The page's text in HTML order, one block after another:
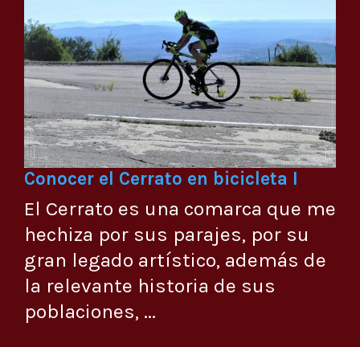
Conocer el Cerrato en bicicleta I
El Cerrato es una comarca que me
hechiza por sus parajes, por su
gran legado artístico, además de
la relevante historia de sus
poblaciones, ...